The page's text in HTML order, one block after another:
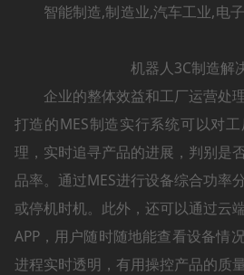
智能制造,制造业,汽车工业,
机器人3C制造解决
企业的整体效益和工厂运营处
打造的MES制造实行系统可以对
理，实时追寻产品的进展，判别是
品率。通过MES进行设备综合功率
或停机时机。此外，还可以通过云
APP，用户随时随地能查看设备情
进程实时透明，有用操控产品的质